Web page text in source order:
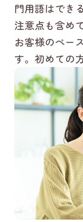
門用語はでき
注意点も含め
お客様のペー
す。初めての